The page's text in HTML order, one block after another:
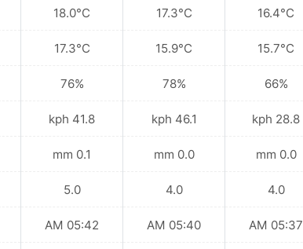
16.4°C
15.7°C
66%
28.8 kph
0.0 mm
4.0
05:37 AM
17.3°C
15.9°C
78%
46.1 kph
0.0 mm
4.0
05:40 AM
18.0°C
17.3°C
76%
41.8 kph
0.1 mm
5.0
05:42 AM